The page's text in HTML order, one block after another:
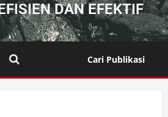
DAN EFEKTIF
Cari Publikasi